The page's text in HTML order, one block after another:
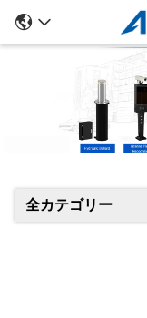
全カテゴリー